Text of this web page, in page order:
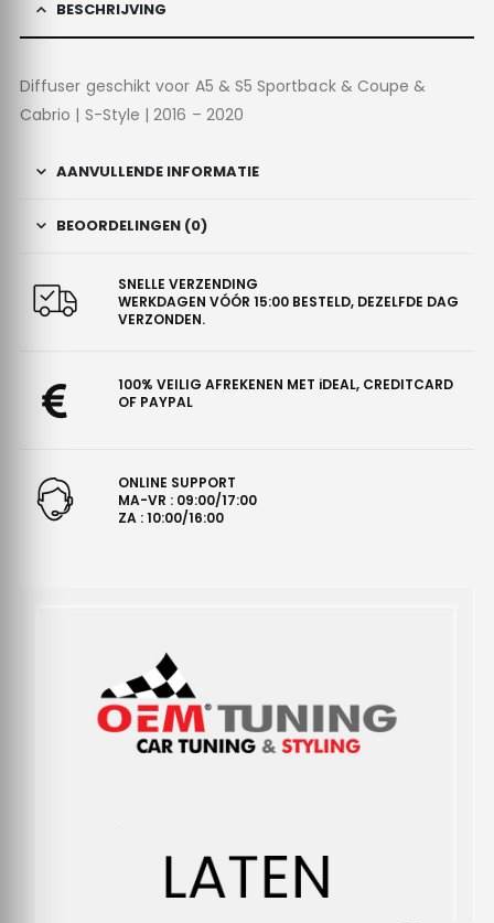
BESCHRIJVING
Diffuser geschikt voor A5 & S5 Sportback & Coupe &
Cabrio | S-Style | 2016 – 2020
AANVULLENDE INFORMATIE
BEOORDELINGEN (0)
SNELLE VERZENDING
WERKDAGEN VÓÓR 15:00 BESTELD, DEZELFDE DAG
VERZONDEN.
100% VEILIG AFREKENEN MET iDEAL, CREDITCARD
OF PAYPAL
ONLINE SUPPORT
MA-VR : 09:00/17:00
ZA : 10:00/16:00